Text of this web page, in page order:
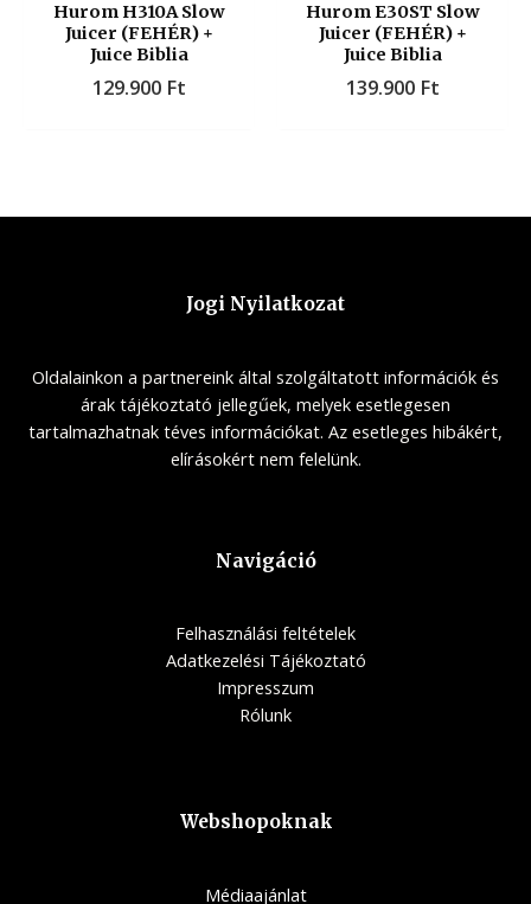
Hurom H310A Slow
Juicer (FEHÉR) +
Juice Biblia
129.900 Ft
Hurom E30ST Slow
Juicer (FEHÉR) +
Juice Biblia
139.900 Ft
Jogi Nyilatkozat
Oldalainkon a partnereink által szolgáltatott információk és
árak tájékoztató jellegűek, melyek esetlegesen
tartalmazhatnak téves információkat. Az esetleges hibákért,
elírásokért nem felelünk.
Navigáció
Felhasználási feltételek
Adatkezelési Tájékoztató
Impresszum
Rólunk
Webshopoknak
Médiaajánlat